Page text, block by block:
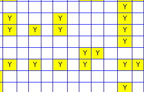
Y
Y Y Y
Y Y Y Y
Y
Y Y
Y Y Y Y Y Y
Y